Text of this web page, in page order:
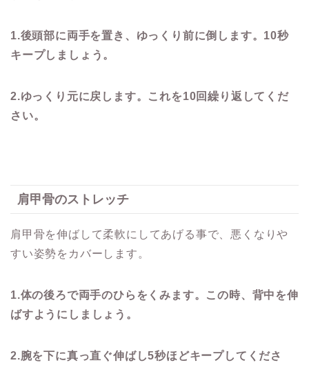
1.後頭部に両手を置き、ゆっくり前に倒します。 10秒
キープしましょう。
2.ゆっくり元に戻します。これを10回繰り返してくだ
さい。
肩甲骨のストレッチ
肩甲骨を伸ばして柔軟にしてあげる事で、悪くなりや
すい姿勢をカバーします。
1.体の後ろで両手のひらをくみます。この時、背中を伸
ばすようにしましょう。
2.腕を下に真っ直ぐ伸ばし5秒ほどキープしてくださ